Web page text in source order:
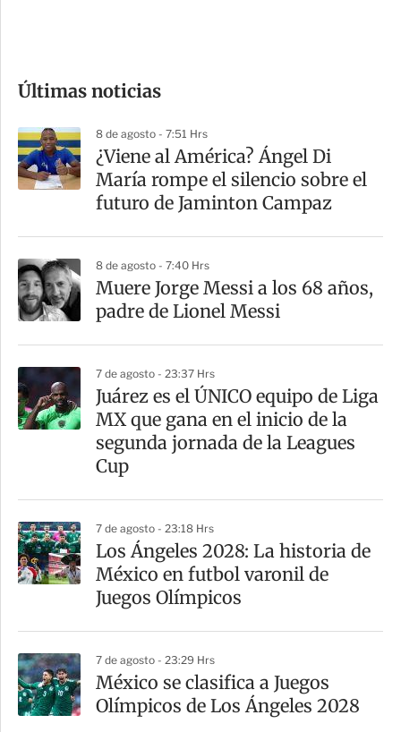
m
a
r
t
Últimas noticias
8 de agosto - 7:51 Hrs
¿Viene al América? Ángel Di
María rompe el silencio sobre el
futuro de Jaminton Campaz
8 de agosto - 7:40 Hrs
Muere Jorge Messi a los 68 años,
padre de Lionel Messi
7 de agosto - 23:37 Hrs
Juárez es el ÚNICO equipo de Liga
MX que gana en el inicio de la
segunda jornada de la Leagues
Cup
7 de agosto - 23:18 Hrs
Los Ángeles 2028: La historia de
México en futbol varonil de
Juegos Olímpicos
7 de agosto - 23:29 Hrs
México se clasifica a Juegos
Olímpicos de Los Ángeles 2028